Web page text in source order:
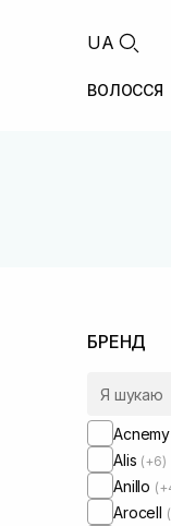
UA
ВОЛОССЯ
БРЕНД
Acnemy
Alis (+6)
Anillo
Arocell